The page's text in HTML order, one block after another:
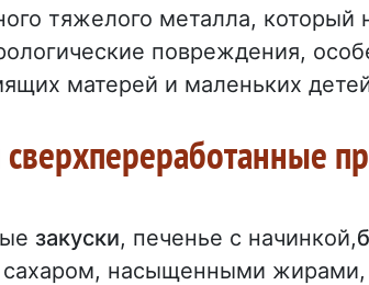
тяжелого металла, который
повреждения,
матерей и маленьких
закуски, печенье с начинкой,
сахаром, насыщенными